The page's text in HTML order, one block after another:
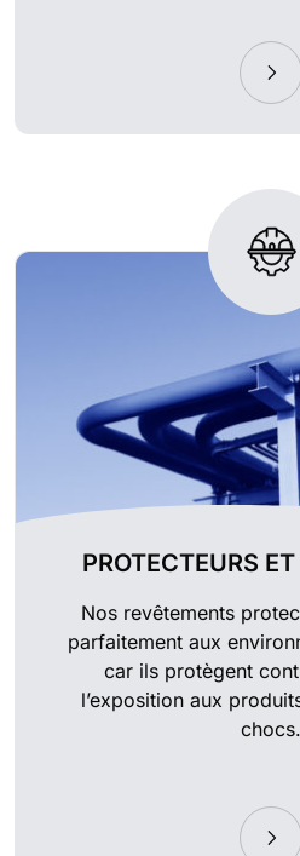
PROTECTEURS
Nos revêtements
parfaitement aux
car ils protègent
l’exposition aux
chocs.